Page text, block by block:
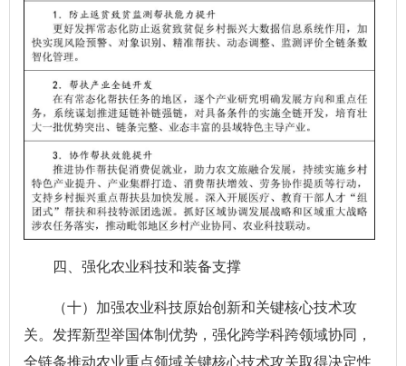
四、强化农业科技和装备支撑
（十）加强农业科技原始创新和关键核心技术攻
关。发挥新型举国体制优势，强化跨学科跨领域协同，
全链条推动农业重点领域关键核心技术攻关取得决定性